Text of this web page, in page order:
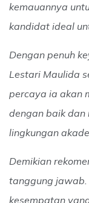
kemauannya
kandidat ideal
Dengan penuh
Lestari Maulida
percaya ia akan
dengan baik
lingkungan
Demikian
tanggung jawab.
kesempatan